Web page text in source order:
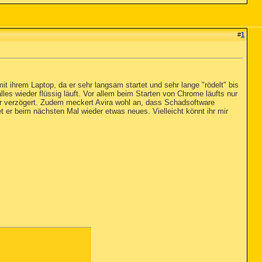
#1
ihrem Laptop, da er sehr langsam startet und sehr lange "rödelt" bis
wieder flüssig läuft. Vor allem beim Starten von Chrome läufts nur
Zudem meckert Avira wohl an, dass Schadsoftware
er beim nächsten Mal wieder etwas neues. Vielleicht könnt ihr mir